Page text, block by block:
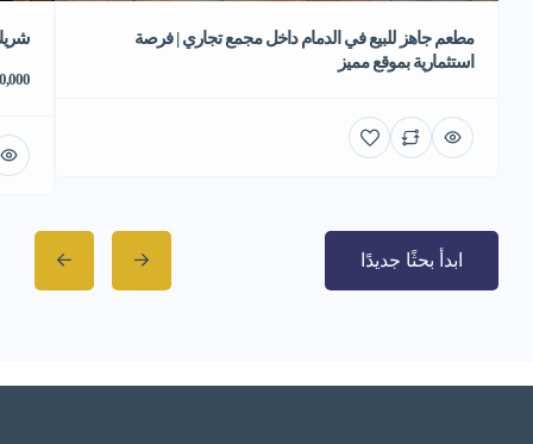
مطعم جاهز للبيع في الدمام داخل مجمع تجاري | فرصة
استثمارية بموقع مميز
70,000
ابدأ بحثًا جديدًا